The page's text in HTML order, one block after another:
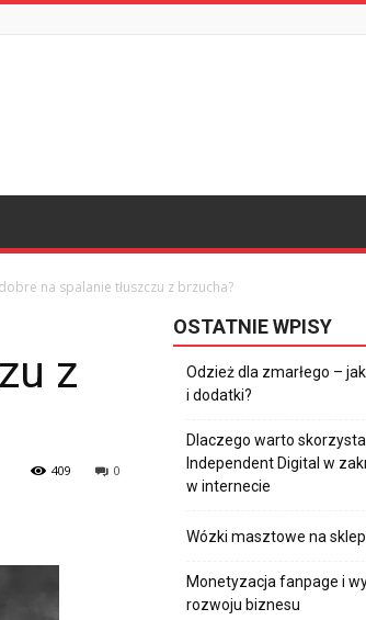
na spalanie tłuszczu z brzucha?
z
0
409
OSTATNIE WPISY
Odzież dla zmarłego –
i dodatki?
Dlaczego warto
Independent Digital w
w internecie
Wózki masztowe na
Monetyzacja fanpage i
rozwoju biznesu